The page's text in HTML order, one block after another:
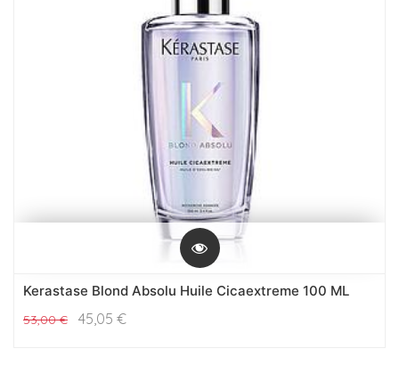
Kerastase Blond Absolu Huile Cicaextreme 100 ML
53,00€ 45,05 €